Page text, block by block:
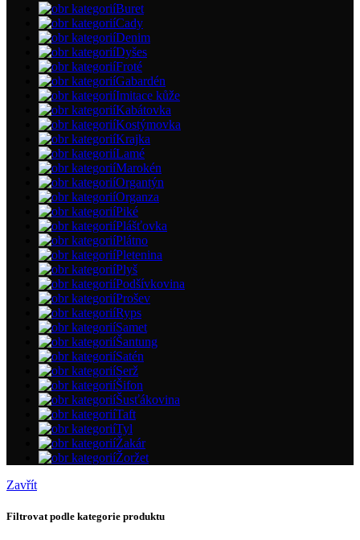
Buret
Cady
Denim
Dyšes
Froté
Gabardén
Imitace kůže
Kabátovka
Kostýmovka
Krajka
Lamé
Marokén
Organtýn
Organza
Piké
Plášťovka
Plátno
Pletenina
Plyš
Podšívkovina
Prošev
Ryps
Samet
Šantung
Satén
Serž
Šifon
Šusťákovina
Taft
Tyl
Žakár
Žoržet
Zavřít
Filtrovat podle kategorie produktu